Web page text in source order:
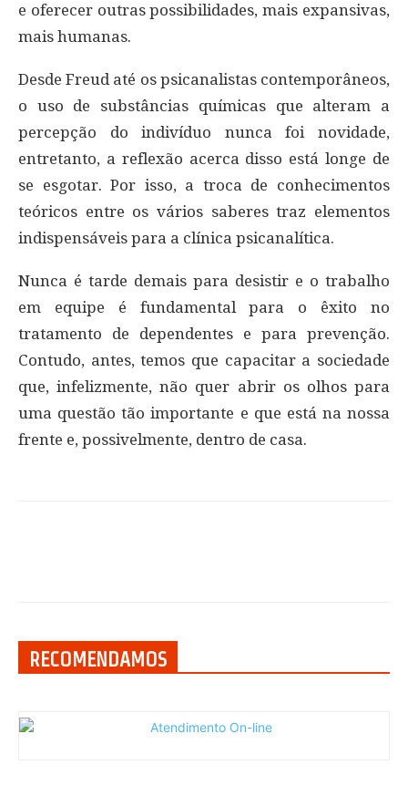
e oferecer outras possibilidades, mais expansivas,
mais humanas.
Desde Freud até os psicanalistas contemporâneos,
o uso de substâncias químicas que alteram a
percepção do indivíduo nunca foi novidade,
entretanto, a reflexão acerca disso está longe de
se esgotar. Por isso, a troca de conhecimentos
teóricos entre os vários saberes traz elementos
indispensáveis para a clínica psicanalítica.
Nunca é tarde demais para desistir e o trabalho
em equipe é fundamental para o êxito no
tratamento de dependentes e para prevenção.
Contudo, antes, temos que capacitar a sociedade
que, infelizmente, não quer abrir os olhos para
uma questão tão importante e que está na nossa
frente e, possivelmente, dentro de casa.
RECOMENDAMOS